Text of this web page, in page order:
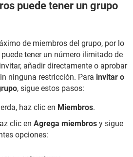
puede tener un grupo
de miembros del grupo, por lo
tener un número ilimitado de
añadir directamente o aprobar
ninguna restricción. Para invitar o
, sigue estos pasos:
haz clic en Miembros.
clic en Agrega miembros y sigue
opciones: